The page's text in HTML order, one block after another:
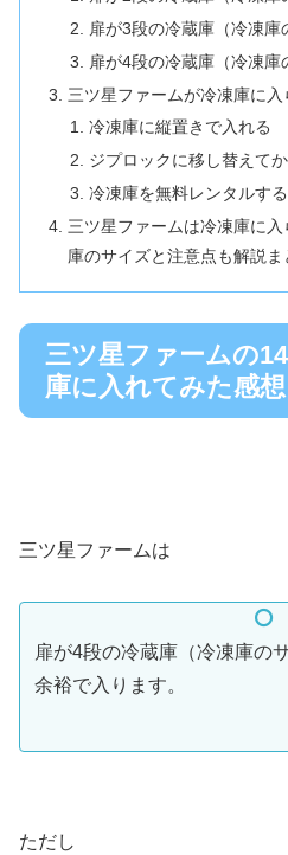
扉が3段の冷蔵庫（冷凍庫
扉が4段の冷蔵庫（冷凍庫
三ツ星ファームが冷凍庫に
冷凍庫に縦置きで入れる
ジプロックに移し替えて
冷凍庫を無料レンタルする
三ツ星ファームは冷凍庫に
庫のサイズと注意点も解説ま
三ツ星ファームの
庫に入れてみた感想
三ツ星ファームは
扉が4段の冷蔵庫（冷凍庫の
余裕で入ります。
ただし